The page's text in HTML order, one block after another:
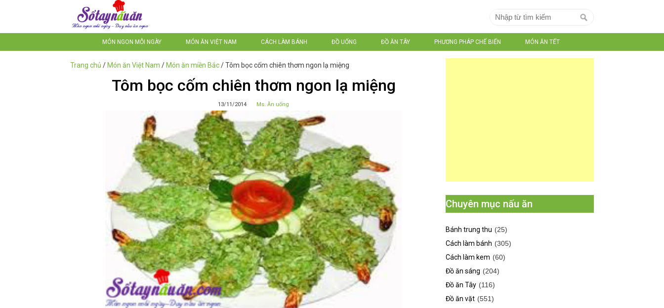
MÓN NGON MỖI NGÀY MÓN ĂN VIỆT NAM CÁCH LÀM BÁNH ĐỒ UỐNG ĐỒ ĂN TÂY PHƯƠNG PHÁP CHẾ BIẾN MÓN ĂN TẾT
Trang chủ / Món ăn Việt Nam / Món ăn miền Bắc/Tôm bọc cốm chiên thơm ngon lạ miệng
Tôm bọc cốm chiên thơm ngon lạ miệng
13/11/2014 Ms. Ăn uống
Chuyên mục nấu ăn
Bánh trung thu (25)
Cách làm bánh (305)
Cách làm kem (60)
Đồ ăn sáng (204)
Đồ ăn Tây (116)
Đồ ăn vặt (551)